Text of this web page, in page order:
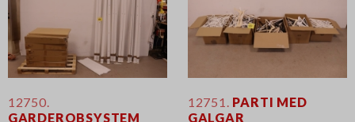
12750.
GARDEROBSYSTEM
12751. PARTI MED
GALGAR